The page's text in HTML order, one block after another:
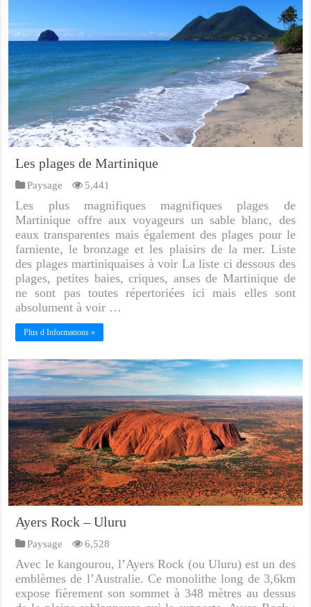
Les plages de Martinique
Paysage 5,441
Les plus magnifiques magnifiques plages de
Martinique offre aux voyageurs un sable blanc, des
eaux transparentes mais également des plages pour le
farniente, le bronzage et les plaisirs de la mer. Liste
des plages martiniquaises à voir La liste ci dessous des
plages, petites baies, criques, anses de Martinique de
ne sont pas toutes répertoriées ici mais elles sont
absolument à voir …
Plus d Informations »
Ayers Rock – Uluru
Paysage 6,528
Avec le kangourou, l’Ayers Rock (ou Uluru) est un des
emblèmes de l’Australie. Ce monolithe long de 3,6km
expose fièrement son sommet à 348 mètres au dessus